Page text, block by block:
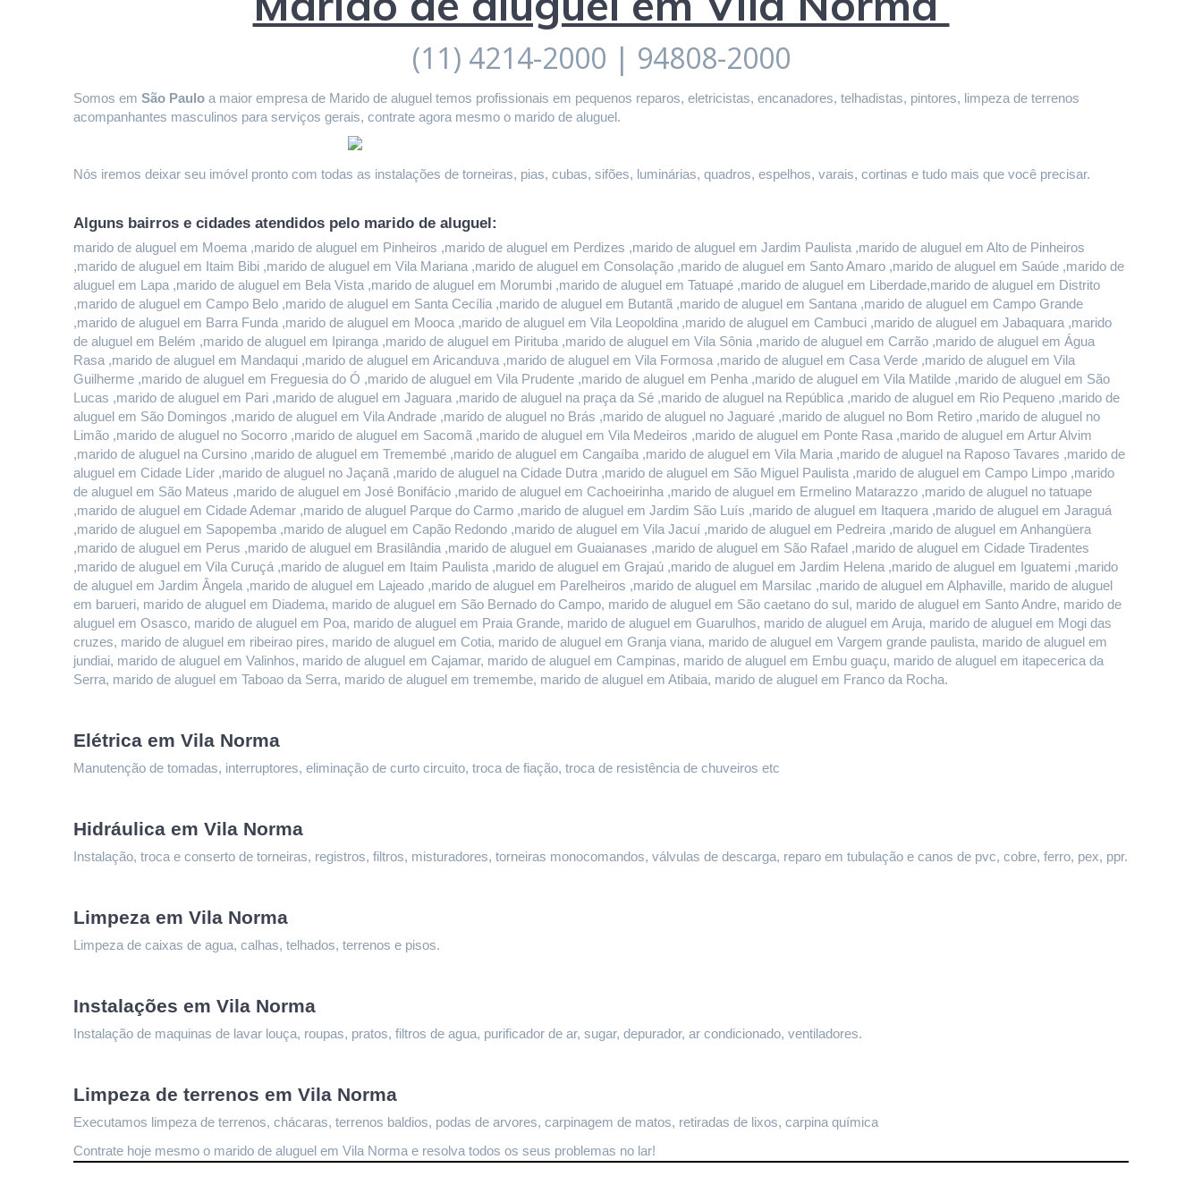
(11) 4214-2000 | 94808-2000
Somos em São Paulo a maior empresa de Marido de aluguel temos profissionais em pequenos reparos, eletricistas, encanadores, telhadistas, pintores, limpeza de terrenos
acompanhantes masculinos para serviços gerais, contrate agora mesmo o marido de aluguel.
Nós iremos deixar seu imóvel pronto com todas as instalações de torneiras, pias, cubas, sifões, luminárias, quadros, espelhos, varais, cortinas e tudo mais que você precisar.
Alguns bairros e cidades atendidos pelo marido de aluguel:
marido de aluguel em Moema ,marido de aluguel em Pinheiros ,marido de aluguel em Perdizes ,marido de aluguel em Jardim Paulista ,marido de aluguel em Alto de Pinheiros
,marido de aluguel em Itaim Bibi ,marido de aluguel em Vila Mariana ,marido de aluguel em Consolação ,marido de aluguel em Santo Amaro ,marido de aluguel em Saúde ,marido de
aluguel em Lapa ,marido de aluguel em Bela Vista ,marido de aluguel em Morumbi ,marido de aluguel em Tatuapé ,marido de aluguel em Liberdade,marido de aluguel em Distrito
,marido de aluguel em Campo Belo ,marido de aluguel em Santa Cecília ,marido de aluguel em Butantã ,marido de aluguel em Santana ,marido de aluguel em Campo Grande
,marido de aluguel em Barra Funda ,marido de aluguel em Mooca ,marido de aluguel em Vila Leopoldina ,marido de aluguel em Cambuci ,marido de aluguel em Jabaquara ,marido
de aluguel em Belém ,marido de aluguel em Ipiranga ,marido de aluguel em Pirituba ,marido de aluguel em Vila Sônia ,marido de aluguel em Carrão ,marido de aluguel em Água
Rasa ,marido de aluguel em Mandaqui ,marido de aluguel em Aricanduva ,marido de aluguel em Vila Formosa ,marido de aluguel em Casa Verde ,marido de aluguel em Vila
Guilherme ,marido de aluguel em Freguesia do Ó ,marido de aluguel em Vila Prudente ,marido de aluguel em Penha ,marido de aluguel em Vila Matilde ,marido de aluguel em São
Lucas ,marido de aluguel em Pari ,marido de aluguel em Jaguara ,marido de aluguel na praça da Sé ,marido de aluguel na República ,marido de aluguel em Rio Pequeno ,marido de
aluguel em São Domingos ,marido de aluguel em Vila Andrade ,marido de aluguel no Brás ,marido de aluguel no Jaguaré ,marido de aluguel no Bom Retiro ,marido de aluguel no
Limão ,marido de aluguel no Socorro ,marido de aluguel em Sacomã ,marido de aluguel em Vila Medeiros ,marido de aluguel em Ponte Rasa ,marido de aluguel em Artur Alvim
,marido de aluguel na Cursino ,marido de aluguel em Tremembé ,marido de aluguel em Cangaíba ,marido de aluguel em Vila Maria ,marido de aluguel na Raposo Tavares ,marido de
aluguel em Cidade Líder ,marido de aluguel no Jaçanã ,marido de aluguel na Cidade Dutra ,marido de aluguel em São Miguel Paulista ,marido de aluguel em Campo Limpo ,marido
de aluguel em São Mateus ,marido de aluguel em José Bonifácio ,marido de aluguel em Cachoeirinha ,marido de aluguel em Ermelino Matarazzo ,marido de aluguel no tatuape
,marido de aluguel em Cidade Ademar ,marido de aluguel Parque do Carmo ,marido de aluguel em Jardim São Luís ,marido de aluguel em Itaquera ,marido de aluguel em Jaraguá
,marido de aluguel em Sapopemba ,marido de aluguel em Capão Redondo ,marido de aluguel em Vila Jacuí ,marido de aluguel em Pedreira ,marido de aluguel em Anhangüera
,marido de aluguel em Perus ,marido de aluguel em Brasilândia ,marido de aluguel em Guaianases ,marido de aluguel em São Rafael ,marido de aluguel em Cidade Tiradentes
,marido de aluguel em Vila Curuçá ,marido de aluguel em Itaim Paulista ,marido de aluguel em Grajaú ,marido de aluguel em Jardim Helena ,marido de aluguel em Iguatemi ,marido
de aluguel em Jardim Ângela ,marido de aluguel em Lajeado ,marido de aluguel em Parelheiros ,marido de aluguel em Marsilac ,marido de aluguel em Alphaville, marido de aluguel
em barueri, marido de aluguel em Diadema, marido de aluguel em São Bernado do Campo, marido de aluguel em São caetano do sul, marido de aluguel em Santo Andre, marido de
aluguel em Osasco, marido de aluguel em Poa, marido de aluguel em Praia Grande, marido de aluguel em Guarulhos, marido de aluguel em Aruja, marido de aluguel em Mogi das
cruzes, marido de aluguel em ribeirao pires, marido de aluguel em Cotia, marido de aluguel em Granja viana, marido de aluguel em Vargem grande paulista, marido de aluguel em
jundiai, marido de aluguel em Valinhos, marido de aluguel em Cajamar, marido de aluguel em Campinas, marido de aluguel em Embu guaçu, marido de aluguel em itapecerica da
Serra, marido de aluguel em Taboao da Serra, marido de aluguel em tremembe, marido de aluguel em Atibaia, marido de aluguel em Franco da Rocha.
Elétrica em Vila Norma
Manutenção de tomadas, interruptores, eliminação de curto circuito, troca de fiação, troca de resistência de chuveiros etc
Hidráulica em Vila Norma
Instalação, troca e conserto de torneiras, registros, filtros, misturadores, torneiras monocomandos, válvulas de descarga, reparo em tubulação e canos de pvc, cobre, ferro, pex, ppr.
Limpeza em Vila Norma
Limpeza de caixas de agua, calhas, telhados, terrenos e pisos.
Instalações em Vila Norma
Instalação de maquinas de lavar louça, roupas, pratos, filtros de agua, purificador de ar, sugar, depurador, ar condicionado, ventiladores.
Limpeza de terrenos em Vila Norma
Executamos limpeza de terrenos, chácaras, terrenos baldios, podas de arvores, carpinagem de matos, retiradas de lixos, carpina química
Contrate hoje mesmo o marido de aluguel em Vila Norma e resolva todos os seus problemas no lar!